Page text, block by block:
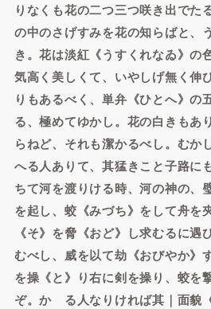
りなくも花の二つ三つ咲き出でた
の中のさげすみを花の知らばと、
き。花は淡紅《うすくれなゐ》の
気高く美しくて、いやしげ無く伸
りもあるべく、単弁《ひとへ》の
る、極めてゆかし。花の白きもあ
らねど、それも潔かるべし。むか
へる人ありて、其猛きこと子路に
ちて河を渡りける時、河の神の、
を起し、蛟《みづち》をして舟を
《そ》を脅《おど》し求むるに遇
むべし、威を以て劫《おびやか》
を操《と》り右に剣を操り、蛟を
ぞ。かゝる人なりければ其｜面貌